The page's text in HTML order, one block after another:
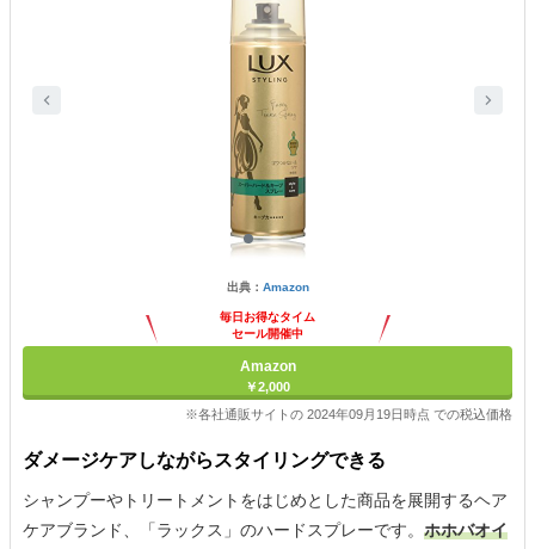
出典： Amazon
毎日お得なタイム
セール開催中
Amazon
￥2,000
※各社通販サイトの 2024年09月19日時点 での税込価格
ダメージケアしながらスタイリングできる
シャンプーやトリートメントをはじめとした商品を展開するヘア
ケアブランド、「ラックス」のハードスプレーです。 ホホバオイ